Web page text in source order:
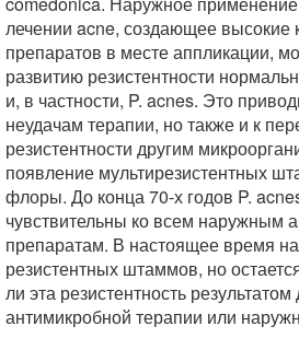
лечении acne, создающее высокие
препаратов в месте аппликации,
развитию резистентности
и, в частности, P. acnes. Это
неудачам терапии, но также и к
резистентности другим
появление мультирезистентных
флоры. До конца 70-х годов P.
чувствительны ко всем наружным
препаратам. В настоящее время
резистентных штаммов, но
ли эта резистентность
антимикробной терапии или